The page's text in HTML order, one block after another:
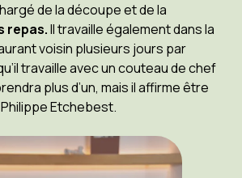
de la découpe et de la
repas.Il travaille également dans la
voisin plusieurs jours par
travaille avec un couteau de chef
plus d’un, mais il affirme être
Etchebest.